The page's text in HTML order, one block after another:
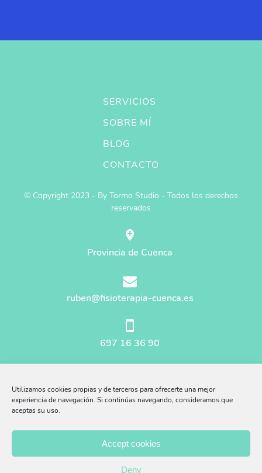
Utilizamos cookies propias y de terceros para ofrecerte una mejor
experiencia de navegación. Si continúas navegando, consideramos que
aceptas su uso.
Accept cookies
Deny
SERVICIOS
SOBRE MÍ
BLOG
CONTACTO
© Copyright 2023 - By Tormo Studio - Todos los derechos
reservados
Provincia de Cuenca
ruben@fisioterapia-cuenca.es
697 16 36 90
Aviso Legal
Política Privacidad